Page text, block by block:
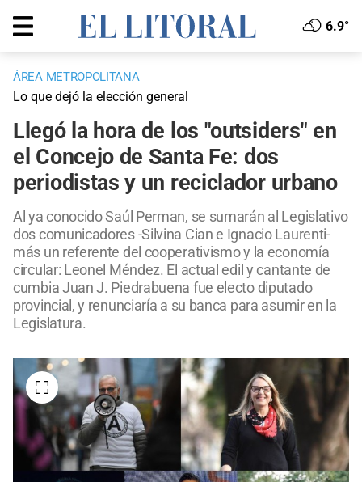
6.9°
ÁREA METROPOLITANA
Lo que dejó la elección general
Llegó la hora de los "outsiders" en
el Concejo de Santa Fe: dos
periodistas y un reciclador urbano
Al ya conocido Saúl Perman, se sumarán al Legislativo
dos comunicadores -Silvina Cian e Ignacio Laurenti-
más un referente del cooperativismo y la economía
circular: Leonel Méndez. El actual edil y cantante de
cumbia Juan J. Piedrabuena fue electo diputado
provincial, y renunciaría a su banca para asumir en la
Legislatura.